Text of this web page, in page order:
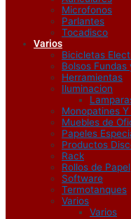
Microfonos
Parlantes
Tocadisco
Varios
Bicicletas
Bolsos
Herramientas
Iluminacion
Monopatines
Muebles de
Papeles
Productos
Rack
Rollos de Papel
Software
Termotanques
Varios
Varios